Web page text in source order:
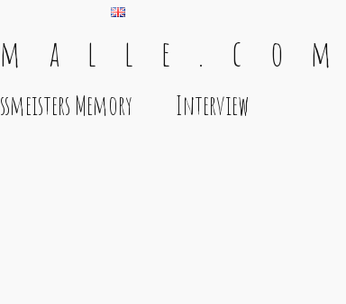
a l l e . c o m
Memory Interview